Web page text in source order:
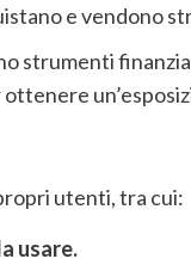
e vendono
strumenti
utenti, tra cui:
usare.